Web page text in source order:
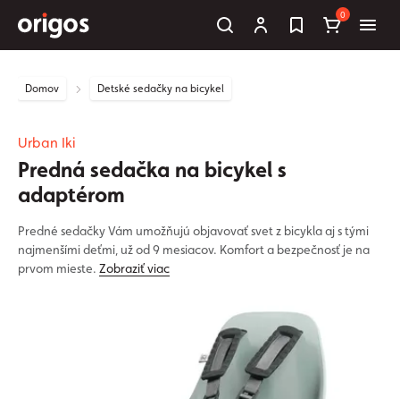
0
Domov Detské sedačky na bicykel
Urban Iki
Predná sedačka na bicykel s
adaptérom
Predné sedačky Vám umožňujú objavovať svet z bicykla aj s tými
najmenšími deťmi, už od 9 mesiacov. Komfort a bezpečnosť je na
prvom mieste. Zobraziť viac